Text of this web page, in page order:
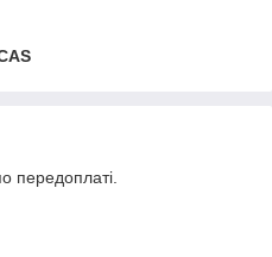
передоплаті.